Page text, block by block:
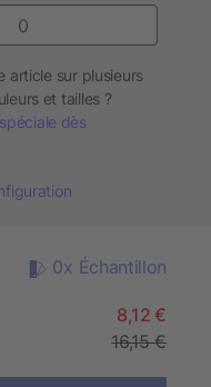
article sur plusieurs
et tailles ?
dès
0x Échantillon
8,12 €
16,15 €